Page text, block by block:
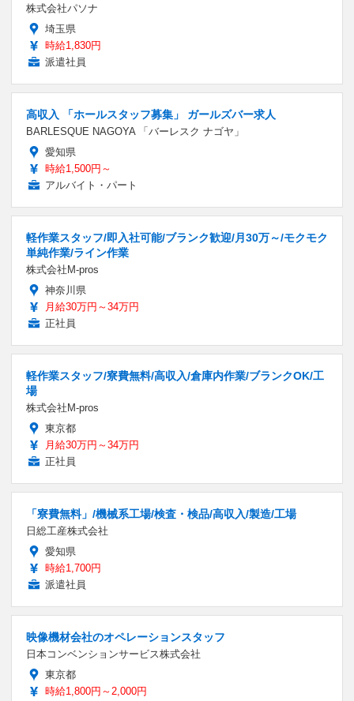
株式会社パソナ
埼玉県
時給1,830円
派遣社員
高収入 「ホールスタッフ募集」 ガールズバー求人
BARLESQUE NAGOYA 「バーレスク ナゴヤ」
愛知県
時給1,500円～
アルバイト・パート
軽作業スタッフ/即入社可能/ブランク歓迎/月30万～/モクモク
単純作業/ライン作業
株式会社M-pros
神奈川県
月給30万円～34万円
正社員
軽作業スタッフ/寮費無料/高収入/倉庫内作業/ブランクOK/工
場
株式会社M-pros
東京都
月給30万円～34万円
正社員
「寮費無料」/機械系工場/検査・検品/高収入/製造/工場
日総工産株式会社
愛知県
時給1,700円
派遣社員
映像機材会社のオペレーションスタッフ
日本コンベンションサービス株式会社
東京都
時給1,800円～2,000円